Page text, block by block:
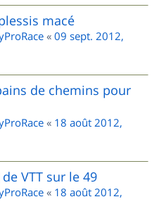
macé
« 09 sept. 2012,
de chemins pour
« 18 août 2012,
VTT sur le 49
« 18 août 2012,